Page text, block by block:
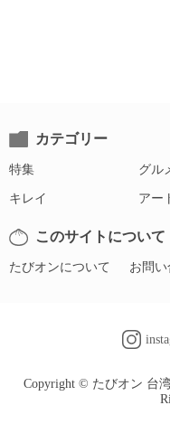
カテゴリー
特集 グル
キレイ アー
このサイトについて
たびオンについて お問
Copyright © たびオン 台